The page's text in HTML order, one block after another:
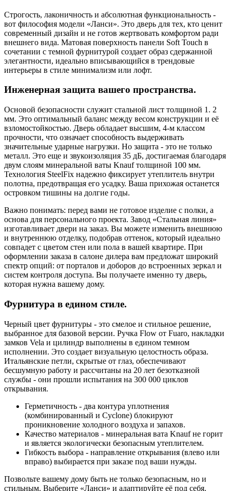
Строгость, лаконичность и абсолютная функциональность -
вот философия модели «Ланси». Это дверь для тех, кто ценит
современный дизайн и не готов жертвовать комфортом ради
внешнего вида. Матовая поверхность панели Soft Touch в
сочетании с темной фурнитурой создает образ сдержанной
элегантности, идеально вписывающийся в трендовые
интерьеры в стиле минимализм или лофт.
Инженерная защита вашего пространства.
Основой безопасности служит стальной лист толщиной 1. 2
мм. Это оптимальный баланс между весом конструкции и её
взломостойкостью. Дверь обладает высшим, 4-м классом
прочности, что означает способность выдерживать
значительные ударные нагрузки. Но защита - это не только
металл. Это еще и звукоизоляция 35 дБ, достигаемая благодаря
двум слоям минеральной ваты Knauf толщиной 100 мм.
Технология SteelFix надежно фиксирует утеплитель внутри
полотна, предотвращая его усадку. Ваша прихожая останется
островком тишины на долгие годы.
Важно понимать: перед вами не готовое изделие с полки, а
основа для персонального проекта. Завод «Стальная линия»
изготавливает двери на заказ. Вы можете изменить внешнюю
и внутреннюю отделку, подобрав оттенок, который идеально
совпадет с цветом стен или пола в вашей квартире. При
оформлении заказа в салоне дилера вам предложат широкий
спектр опций: от порталов и доборов до встроенных зеркал и
систем контроля доступа. Вы получаете именно ту дверь,
которая нужна вашему дому.
Фурнитура в едином стиле.
Черный цвет фурнитуры - это смелое и стильное решение,
выбранное для базовой версии. Ручка Flow от Fuaro, накладки
замков Vela и цилиндр выполнены в едином темном
исполнении. Это создает визуальную целостность образа.
Итальянские петли, скрытые от глаз, обеспечивают
бесшумную работу и рассчитаны на 20 лет безотказной
службы - они прошли испытания на 300 000 циклов
открывания.
Герметичность - два контура уплотнения
(комбинированный и Cyclone) блокируют
проникновение холодного воздуха и запахов.
Качество материалов - минеральная вата Knauf не горит
и является экологически безопасным утеплителем.
Гибкость выбора - направление открывания (влево или
вправо) выбирается при заказе под ваши нужды.
Позвольте вашему дому быть не только безопасным, но и
стильным. Выберите «Ланси» и адаптируйте её под себя.